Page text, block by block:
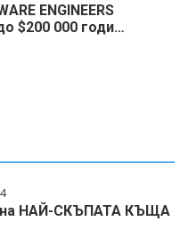
ENGINEERS
$200 000 годи…
на НАЙ-СКЪПАТА КЪЩА